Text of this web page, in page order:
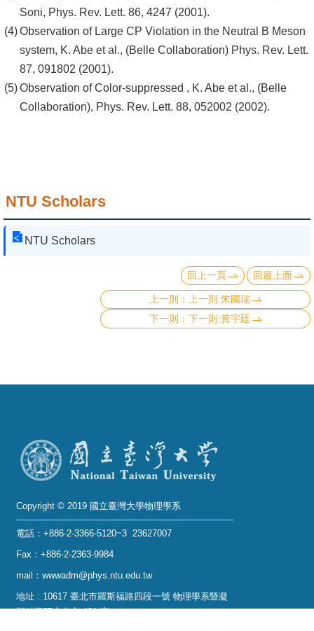
臺
大
首
頁
聯
絡
Soni, Phys. Rev. Lett. 86, 4247 (2001).
Observation of Large CP Violation in the Neutral B Meson
system, K. Abe et al., (Belle Collaboration) Phys. Rev. Lett.
87, 091802 (2001).
Observation of Color-suppressed , K. Abe et al., (Belle
Collaboration), Phys. Rev. Lett. 88, 052002 (2002).
NTU Scholars
NTU Scholars
回上一頁 回最上面
上一則:朱國瑞
下一則:黃宇廷
Copyright © 2019 國立臺灣大學物理學系
電話：+886-2-3366-5120~3 23627007
Fax：+886-2-2363-9984
mail：wwwadm@phys.ntu.edu.tw
地址 : 10617 臺北市羅斯福路四段一號 物理學系暨凝
態科學研究中心 401 室